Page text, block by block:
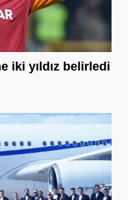
iki yıldız belirledi